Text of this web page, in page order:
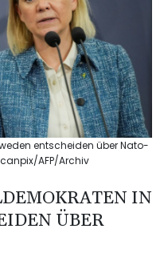
entscheiden über Nato-
AFP/Archiv
IN
ÜBER